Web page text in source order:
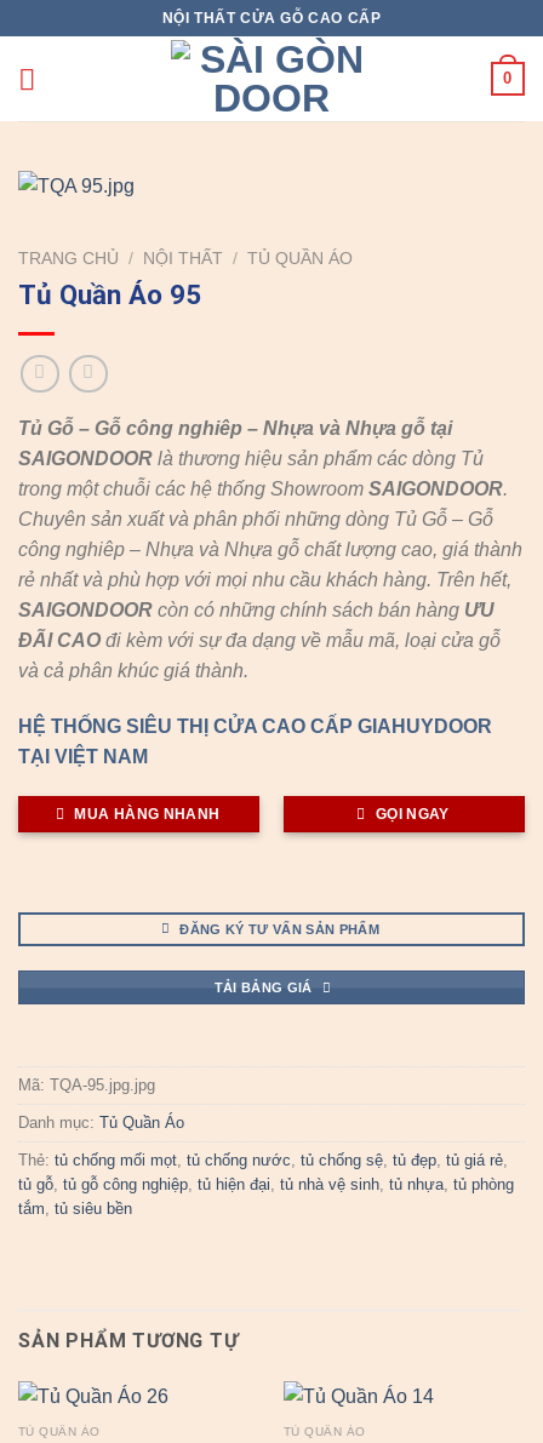
content
NỘI THẤT CỬA GỖ CAO CẤP
0
TRANG CHỦ / NỘI THẤT / TỦ QUẦN ÁO
Tủ Quần Áo 95
Tủ Gỗ – Gỗ công nghiêp – Nhựa và Nhựa gỗ tại
SAIGONDOOR là thương hiệu sản phẩm các dòng Tủ
trong một chuỗi các hệ thống Showroom SAIGONDOOR.
Chuyên sản xuất và phân phối những dòng Tủ Gỗ – Gỗ
công nghiêp – Nhựa và Nhựa gỗ chất lượng cao, giá thành
rẻ nhất và phù hợp với mọi nhu cầu khách hàng. Trên hết,
SAIGONDOOR còn có những chính sách bán hàng ƯU
ĐÃI CAO đi kèm với sự đa dạng về mẫu mã, loại cửa gỗ
và cả phân khúc giá thành.
HỆ THỐNG SIÊU THỊ CỬA CAO CẤP GIAHUYDOOR
TẠI VIỆT NAM
MUA HÀNG NHANH GỌI NGAY
ĐĂNG KÝ TƯ VẤN SẢN PHẨM
TẢI BẢNG GIÁ
Mã: TQA-95.jpg.jpg
Danh mục: Tủ Quần Áo
Thẻ: tủ chống mối mọt, tủ chống nước, tủ chống sệ, tủ đẹp, tủ giá rẻ,
tủ gỗ, tủ gỗ công nghiệp, tủ hiện đại, tủ nhà vệ sinh, tủ nhựa, tủ phòng
tắm, tủ siêu bền
SẢN PHẨM TƯƠNG TỰ
TỦ QUẦN ÁO TỦ QUẦN ÁO